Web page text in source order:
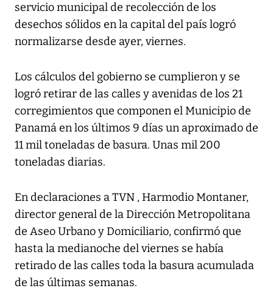
servicio municipal de recolección de los
desechos sólidos en la capital del país logró
normalizarse desde ayer, viernes.
Los cálculos del gobierno se cumplieron y se
logró retirar de las calles y avenidas de los 21
corregimientos que componen el Municipio de
Panamá en los últimos 9 días un aproximado de
11 mil toneladas de basura. Unas mil 200
toneladas diarias.
En declaraciones a TVN , Harmodio Montaner,
director general de la Dirección Metropolitana
de Aseo Urbano y Domiciliario, confirmó que
hasta la medianoche del viernes se había
retirado de las calles toda la basura acumulada
de las últimas semanas.